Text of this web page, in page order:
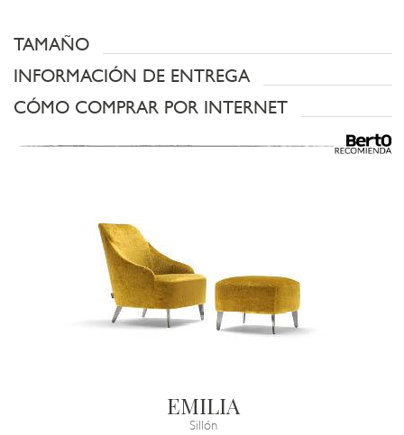
TAMAÑO
INFORMACIÓN DE ENTREGA
CÓMO COMPRAR POR INTERNET
EMILIA
Sillón